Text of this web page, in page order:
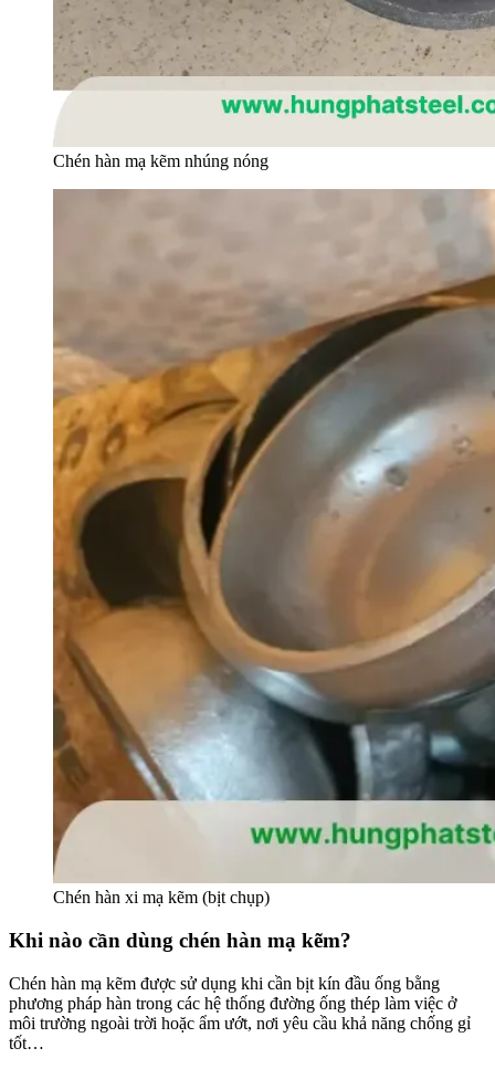
Chén hàn mạ kẽm nhúng nóng
Chén hàn xi mạ kẽm (bịt chụp)
Khi nào cần dùng chén hàn mạ kẽm?
Chén hàn mạ kẽm được sử dụng khi cần bịt kín đầu ống bằng
phương pháp hàn trong các hệ thống đường ống thép làm việc ở
môi trường ngoài trời hoặc ẩm ướt, nơi yêu cầu khả năng chống gỉ
tốt…